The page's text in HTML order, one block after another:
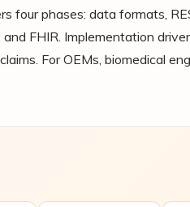
four phases: data formats,
FHIR. Implementation
For OEMs, biomedical